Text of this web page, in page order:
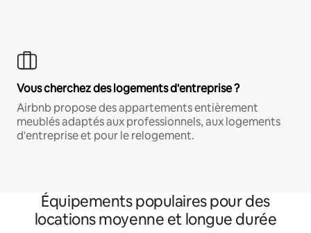
Vous cherchez des logements d'entreprise ?
Airbnb propose des appartements entièrement
meublés adaptés aux professionnels, aux logements
d'entreprise et pour le relogement.
Équipements populaires pour des
locations moyenne et longue durée